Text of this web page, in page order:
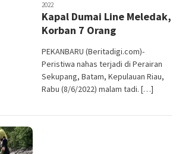
2022
Kapal Dumai Line Meledak,
Korban 7 Orang
PEKANBARU (Beritadigi.com)-
Peristiwa nahas terjadi di Perairan
Sekupang, Batam, Kepulauan Riau,
Rabu (8/6/2022) malam tadi. […]